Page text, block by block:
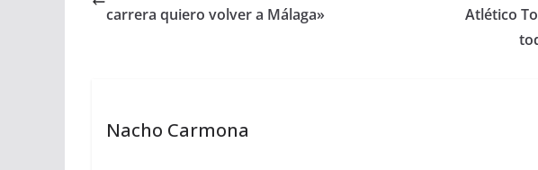
carrera quiero volver a Málaga»
Atlético
Nacho Carmona